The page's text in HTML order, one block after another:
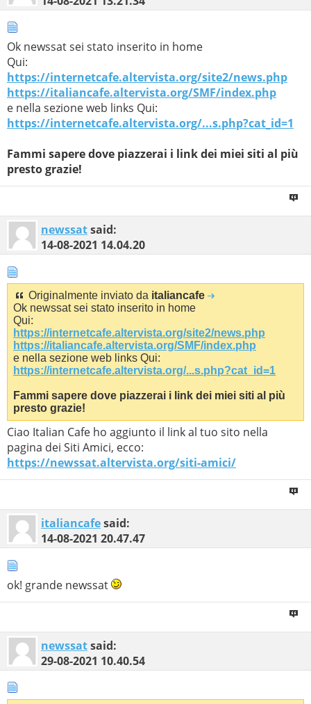
Ok newssat sei stato inserito in home
Qui:
https://internetcafe.altervista.org/site2/news.php
https://italiancafe.altervista.org/SMF/index.php
e nella sezione web links Qui:
https://internetcafe.altervista.org/...s.php?cat_id=1
Fammi sapere dove piazzerai i link dei miei siti al più
presto grazie!
newssatsaid:
14-08-2021 14.04.20
Originalmente inviato da italiancafe
Ok newssat sei stato inserito in home
Qui:
https://internetcafe.altervista.org/site2/news.php
https://italiancafe.altervista.org/SMF/index.php
e nella sezione web links Qui:
https://internetcafe.altervista.org/...s.php?cat_id=1
Fammi sapere dove piazzerai i link dei miei siti al più
presto grazie!
Ciao Italian Cafe ho aggiunto il link al tuo sito nella
pagina dei Siti Amici, ecco:
https://newssat.altervista.org/siti-amici/
italiancafesaid:
14-08-2021 20.47.47
ok! grande newssat
newssatsaid:
29-08-2021 10.40.54